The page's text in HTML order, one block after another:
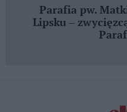
Parafia pw.
Lipsku –